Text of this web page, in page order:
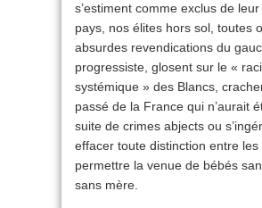
s’estiment comme exclus de
pays, nos élites hors sol, toutes
absurdes revendications du
progressiste, glosent sur le «
systémique » des Blancs,
passé de la France qui n’aurait
suite de crimes abjects ou
effacer toute distinction entre les
permettre la venue de bébés
sans mère.